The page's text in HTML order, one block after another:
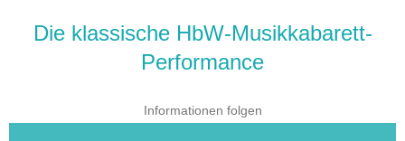
Die klassische HbW-Musikkabarett-
Performance
Informationen folgen